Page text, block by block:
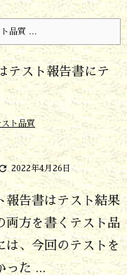
品質 ...
テスト報告書にテ
スト品質
2022年4月26日
報告書はテスト結果
両方を書く テスト品
は、今回のテストを
った ...